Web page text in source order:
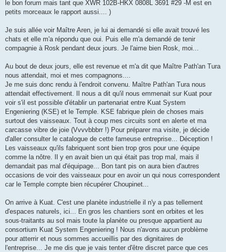
le bon forum mais tant que XWR 102B-HKX 0808L 3691 #29 -M est en
petits morceaux le rapport aussi.... )
Je suis allée voir Maître Aren, je lui ai demandé si elle avait trouvé les
chats et elle m'a répondu que oui. Puis elle m'a demandé de tenir
compagnie à Rosk pendant deux jours. Je l'aime bien Rosk, moi...
Au bout de deux jours, elle est revenue et m'a dit que Maître Path'an Tura
nous attendait, moi et mes compagnons....
Je me suis donc rendu à l'endroit convenu. Maître Path'an Tura nous
attendait effectivement. Il nous a dit qu'il nous emmenait sur Kuat pour
voir s'il est possible d'établir un partenariat entre Kuat System
Engeniering (KSE) et le Temple. KSE fabrique plein de choses mais
surtout des vaisseaux. Tout à coup mes circuits sont en alerte et ma
carcasse vibre de joie (Vvvvbbbrr !) Pour préparer ma visite, je décide
d'aller consulter le catalogue de cette fameuse entreprise... Déception !
Les vaisseaux qu'ils fabriquent sont bien trop gros pour une équipe
comme la nôtre. Il y en avait bien un qui était pas trop mal, mais il
demandait pas mal d'équipage... Bon tant pis on aura bien d'autres
occasions de voir des vaisseaux pour en avoir un qui nous correspondent
car le Temple compte bien récupérer Choupinet...
On arrive à Kuat. C'est une planète industrielle il n'y a pas tellement
d'espaces naturels, ici... En gros les chantiers sont en orbites et les
sous-traitants au sol mais toute la planète ou presque appartient au
consortium Kuat System Engeniering ! Nous n'avons aucun problème
pour atterrir et nous sommes accueillis par des dignitaires de
l'entreprise... Je me dis que je vais tenter d'être discret parce que ces